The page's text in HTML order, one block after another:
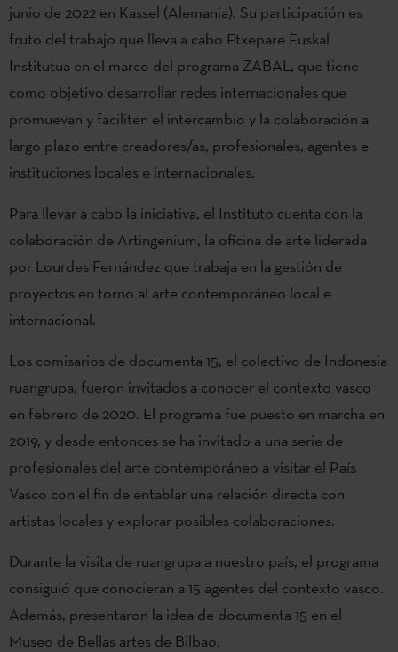
junio de 2022 en Kassel (Alemania). Su participación es
fruto del trabajo que lleva a cabo Etxepare Euskal
Institutua en el marco del programa ZABAL, que tiene
como objetivo desarrollar redes internacionales que
promuevan y faciliten el intercambio y la colaboración a
largo plazo entre creadores/as, profesionales, agentes e
instituciones locales e internacionales.
Para llevar a cabo la iniciativa, el Instituto cuenta con la
colaboración de Artingenium, la oficina de arte liderada
por Lourdes Fernández que trabaja en la gestión de
proyectos en torno al arte contemporáneo local e
internacional.
Los comisarios de documenta 15, el colectivo de Indonesia
ruangrupa, fueron invitados a conocer el contexto vasco
en febrero de 2020. El programa fue puesto en marcha en
2019, y desde entonces se ha invitado a una serie de
profesionales del arte contemporáneo a visitar el País
Vasco con el fin de entablar una relación directa con
artistas locales y explorar posibles colaboraciones.
Durante la visita de ruangrupa a nuestro país, el programa
consiguió que conocieran a 15 agentes del contexto vasco.
Además, presentaron la idea de documenta 15 en el
Museo de Bellas artes de Bilbao.